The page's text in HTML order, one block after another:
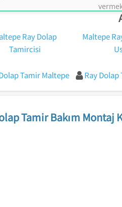
Ray Dolap
Tamircisi
Maltepe
Tamir Maltepe Ray Dolap
Tamir Bakım Montaj